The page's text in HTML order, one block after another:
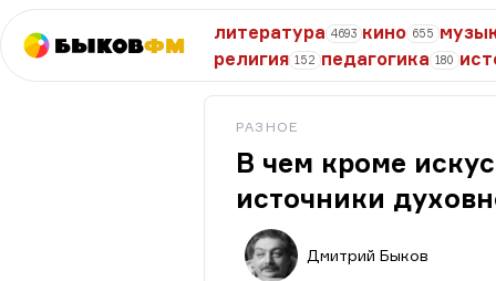
БыковФМ
литература 4693 кино 655
религия 152 педагогика 180
РАЗНОЕ
В чем кроме
источники
Дмитрий Быков